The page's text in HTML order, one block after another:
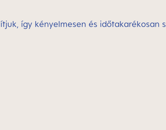
így kényelmesen és időtakarékosan